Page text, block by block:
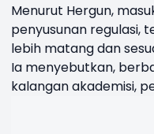
Menurut Hergun,
penyusunan regulasi,
lebih matang dan
Ia menyebutkan,
kalangan akademisi,